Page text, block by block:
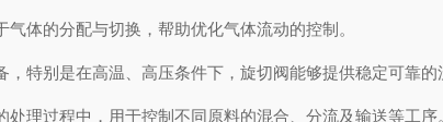
的分配与切换，帮助优化气体流动的控制。
别是在高温、高压条件下，旋切阀能够提供稳定可靠的
过程中，用于控制不同原料的混合、分流及输送等工序